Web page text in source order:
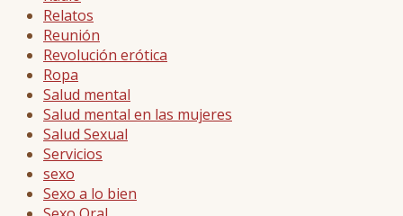
Relatos
Reunión
Revolución erótica
Ropa
Salud mental
Salud mental en las mujeres
Salud Sexual
Servicios
sexo
Sexo a lo bien